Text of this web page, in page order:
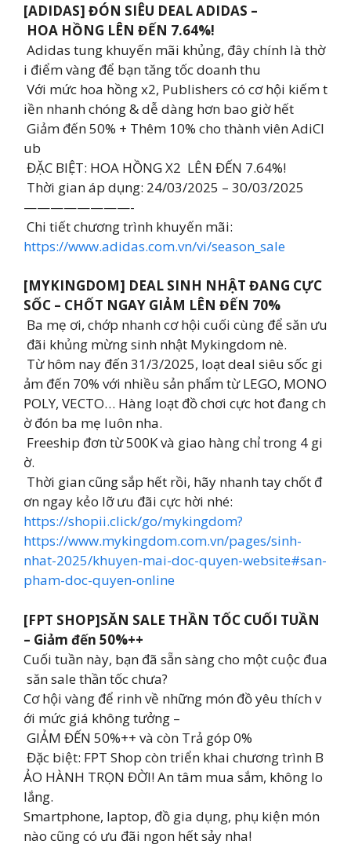
[ADIDAS] ĐÓN SIÊU DEAL ADIDAS –
HOA HỒNG LÊN ĐẾN 7.64%!
Adidas tung khuyến mãi khủng, đây chính là thờ
i điểm vàng để bạn tăng tốc doanh thu
Với mức hoa hồng x2, Publishers có cơ hội kiếm t
iền nhanh chóng & dễ dàng hơn bao giờ hết
Giảm đến 50% + Thêm 10% cho thành viên AdiCl
ub
ĐẶC BIỆT: HOA HỒNG X2 LÊN ĐẾN 7.64%!
Thời gian áp dụng: 24/03/2025 – 30/03/2025
————————-
Chi tiết chương trình khuyến mãi:
https://www.adidas.com.vn/vi/season_sale
[MYKINGDOM] DEAL SINH NHẬT ĐANG CỰC
SỐC – CHỐT NGAY GIẢM LÊN ĐẾN 70%
Ba mẹ ơi, chớp nhanh cơ hội cuối cùng để săn ưu
đãi khủng mừng sinh nhật Mykingdom nè.
Từ hôm nay đến 31/3/2025, loạt deal siêu sốc gi
ảm đến 70% với nhiều sản phẩm từ LEGO, MONO
POLY, VECTO… Hàng loạt đồ chơi cực hot đang ch
ờ đón ba mẹ luôn nha.
Freeship đơn từ 500K và giao hàng chỉ trong 4 gi
ờ.
Thời gian cũng sắp hết rồi, hãy nhanh tay chốt đ
ơn ngay kẻo lỡ ưu đãi cực hời nhé:
https://shopii.click/go/mykingdom?
https://www.mykingdom.com.vn/pages/sinh-
nhat-2025/khuyen-mai-doc-quyen-website#san-
pham-doc-quyen-online
[FPT SHOP]SĂN SALE THẦN TỐC CUỐI TUẦN
– Giảm đến 50%++
Cuối tuần này, bạn đã sẵn sàng cho một cuộc đua
săn sale thần tốc chưa?
Cơ hội vàng để rinh về những món đồ yêu thích v
ới mức giá không tưởng –
GIẢM ĐẾN 50%++ và còn Trả góp 0%
Đặc biệt: FPT Shop còn triển khai chương trình B
ẢO HÀNH TRỌN ĐỜI! An tâm mua sắm, không lo
lắng.
Smartphone, laptop, đồ gia dụng, phụ kiện món
nào cũng có ưu đãi ngon hết sảy nha!